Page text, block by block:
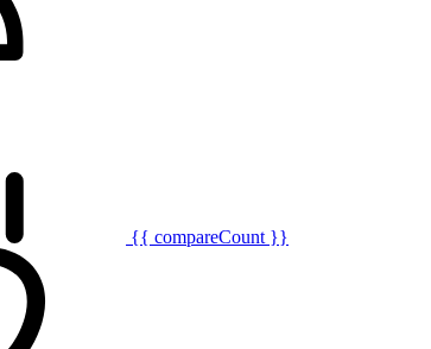
{{ compareCount }}